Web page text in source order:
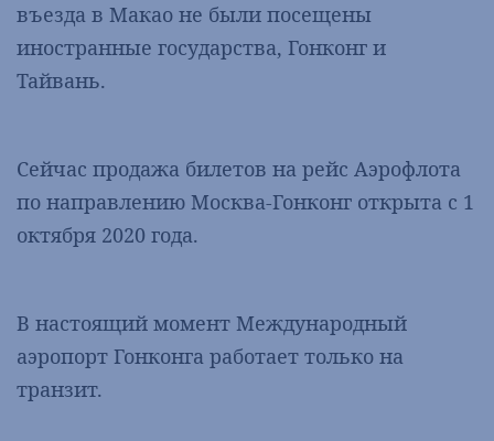
въезда в Макао не были посещены
иностранные государства, Гонконг и
Тайвань.
Сейчас продажа билетов на рейс Аэрофлота
по направлению Москва-Гонконг открыта с 1
октября 2020 года.
В настоящий момент Международный
аэропорт Гонконга работает только на
транзит.